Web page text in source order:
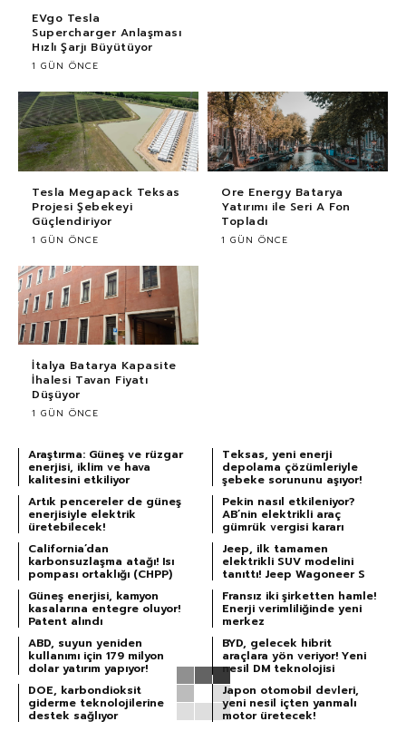
EVgo Tesla
Supercharger Anlaşması
Hızlı Şarjı Büyütüyor
1 GÜN ÖNCE
Tesla Megapack Teksas
Projesi Şebekeyi
Güçlendiriyor
1 GÜN ÖNCE
Ore Energy Batarya
Yatırımı ile Seri A Fon
Topladı
1 GÜN ÖNCE
İtalya Batarya Kapasite
İhalesi Tavan Fiyatı
Düşüyor
1 GÜN ÖNCE
Araştırma: Güneş ve rüzgar
enerjisi, iklim ve hava
kalitesini etkiliyor
Teksas, yeni enerji
depolama çözümleriyle
şebeke sorununu aşıyor!
Artık pencereler de güneş
enerjisiyle elektrik
üretebilecek!
Pekin nasıl etkileniyor?
AB’nin elektrikli araç
gümrük vergisi kararı
California’dan
karbonsuzlaşma atağı! Isı
pompası ortaklığı (CHPP)
Jeep, ilk tamamen
elektrikli SUV modelini
tanıttı! Jeep Wagoneer S
Güneş enerjisi, kamyon
kasalarına entegre oluyor!
Patent alındı
Fransız iki şirketten hamle!
Enerji verimliliğinde yeni
merkez
ABD, suyun yeniden
kullanımı için 179 milyon
dolar yatırım yapıyor!
BYD, gelecek hibrit
araçlara yön veriyor! Yeni
nesil DM teknolojisi
DOE, karbondioksit
giderme teknolojilerine
destek sağlıyor
Japon otomobil devleri,
yeni nesil içten yanmalı
motor üretecek!